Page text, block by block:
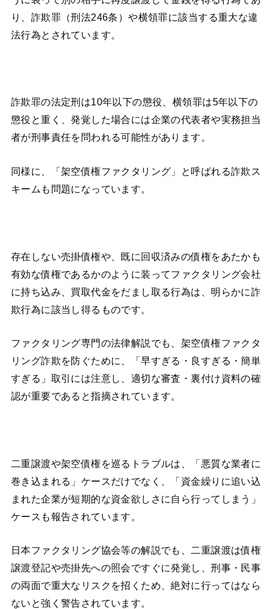
り、詐欺罪（刑法246条）や横領罪に該当する重大な違
法行為とされています。
詐欺罪の法定刑は10年以下の懲役、横領罪は5年以下の
懲役と重く、発覚した場合には企業の代表者や実務担当
者が刑事責任を問われる可能性があります。
同様に、「架空債権ファクタリング」と呼ばれる詐欺ス
キームも問題になっています。
存在しない売掛債権や、既に回収済みの債権をあたかも
有効な債権であるかのように装ってファクタリング会社
に持ち込み、買取代金をだまし取る行為は、明らかに詐
欺行為に該当し得るものです。
ファクタリング専門の法律解説でも、架空債権ファクタ
リング詐欺を防ぐために、「早すぎる・良すぎる・簡単
すぎる」取引には注意し、適切な審査・裏付け資料の確
認が重要であると指摘されています。
二重譲渡や架空債権を巡るトラブルは、「悪質な業者に
巻き込まれる」ケースだけでなく、「資金繰りに追い込
まれた企業が短期的な資金欲しさに自ら行ってしまう」
ケースも報告されています。
日本ファクタリング協会等の解説でも、二重譲渡は債権
譲渡登記や売掛先への照会ですぐに発覚し、刑事・民事
の両面で重大なリスクを招くため、絶対に行ってはなら
ないと強く警告されています。